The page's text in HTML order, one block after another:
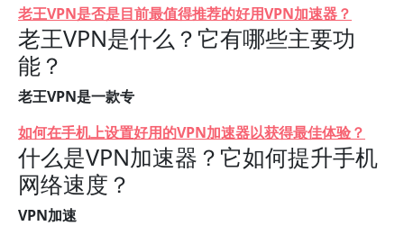
老王VPN是否是目前最值得推荐的好用VPN加速器？
老王VPN是什么？它有哪些主要功
能？
老王VPN是一款专
如何在手机上设置好用的VPN加速器以获得最佳体验？
什么是VPN加速器？它如何提升手机
网络速度？
VPN加速